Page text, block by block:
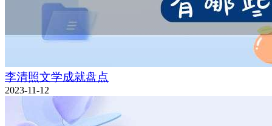
李清照文学成就盘点
2023-11-12